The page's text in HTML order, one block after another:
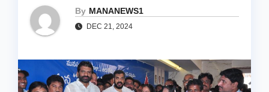
By MANANEWS1
DEC 21, 2024